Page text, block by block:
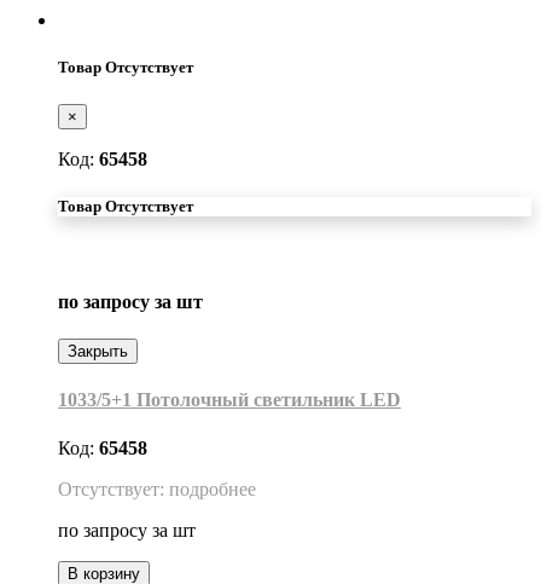
Товар Отсутствует
×
Код: 65458
Товар Отсутствует
по запросу за шт
Закрыть
1033/5+1 Потолочный светильник LED
Код: 65458
Отсутствует: подробнее
по запросу за шт
В корзину